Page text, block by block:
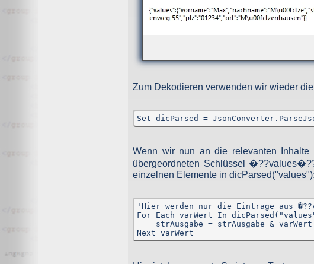
Zum Dekodieren verwenden wir wieder
Set dicParsed =
Wenn wir nun an die relevanten
übergeordneten Schlüssel
einzelnen Elemente in dicParsed("values"):
'Hier werden nur die Einträge aus
For Each varWert In
strAusgabe = strAusgabe &
Next varWert